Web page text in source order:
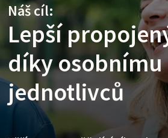
Náš cíl:
Lepší
díky
jednotlivců
Naše vize:
Probuzené
jsou lidé
Naše poslání:
Odhalujeme
stránky a
na cestě k